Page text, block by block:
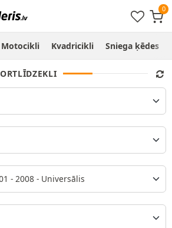
Motocikli Kvadricikli Sniega ķēdes